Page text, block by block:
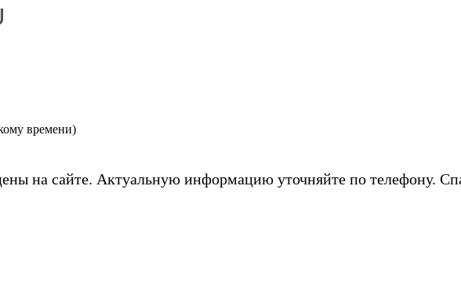
времени)
на сайте. Актуальную информацию уточняйте по телефону.